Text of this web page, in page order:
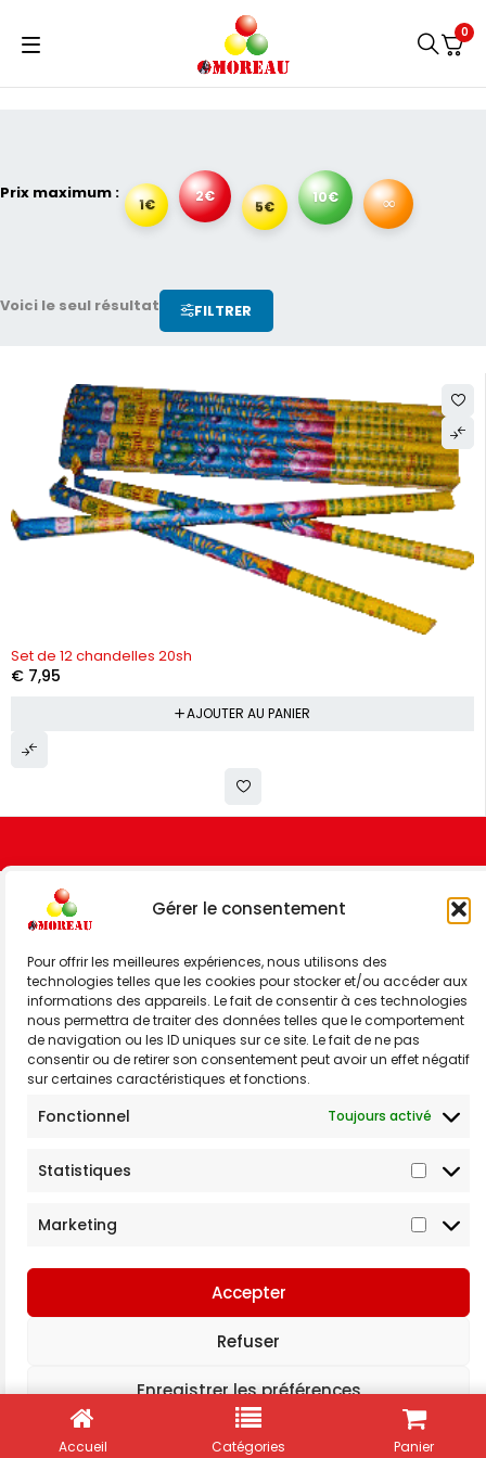
Gérer le consentement
Pour offrir les meilleures expériences, nous utilisons des
technologies telles que les cookies pour stocker et/ou accéder aux
informations des appareils. Le fait de consentir à ces technologies
nous permettra de traiter des données telles que le comportement
de navigation ou les ID uniques sur ce site. Le fait de ne pas
consentir ou de retirer son consentement peut avoir un effet négatif
sur certaines caractéristiques et fonctions.
Fonctionnel Toujours activé
Statistiques
Marketing
Accepter
Refuser
Enregistrer les préférences
Déclaration de confidentialité
0
Prix maximum :
1€ 2€
5€
10€ ∞
FILTRER
Voici le seul résultat
Set de 12 chandelles 20sh
€ 7,95
AJOUTER AU PANIER
Rue de Gosselies 173,
6183 Courcelles
Belgique
info@moreaudistribution.be
+32 71 45 86 08
Copyright © Moreau Distribution
Numéro de TVA: BE0460.567.282
Accueil Catégories Panier